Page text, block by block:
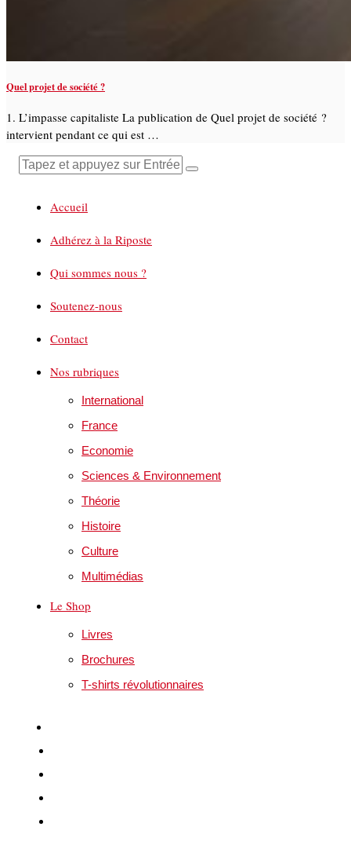
Quel projet de société ?
1. L’impasse capitaliste La publication de Quel projet de société ?
intervient pendant ce qui est …
Accueil
Adhérez à la Riposte
Qui sommes nous ?
Soutenez-nous
Contact
Nos rubriques
International
France
Economie
Sciences & Environnement
Théorie
Histoire
Culture
Multimédias
Le Shop
Livres
Brochures
T-shirts révolutionnaires